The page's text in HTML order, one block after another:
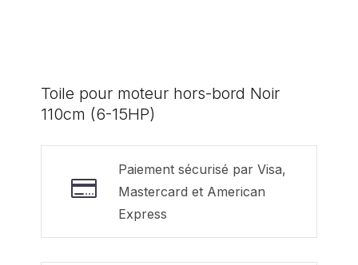
Toile pour moteur hors-bord Noir
110cm (6-15HP)
Paiement sécurisé par Visa,
Mastercard et American
Express